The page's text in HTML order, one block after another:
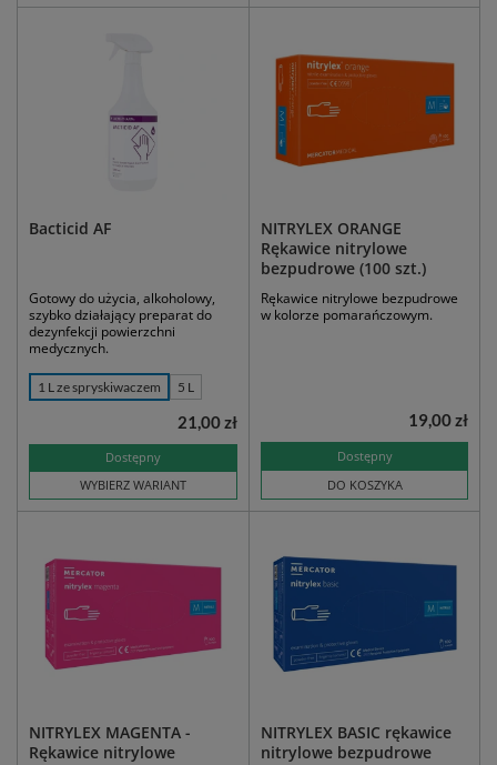
Bacticid AF
Gotowy do użycia, alkoholowy,
szybko działający preparat do
dezynfekcji powierzchni
medycznych.
1 L ze spryskiwaczem 5 L
Dostępny
WYBIERZ WARIANT
21,00 zł
NITRYLEX ORANGE
Rękawice nitrylowe
bezpudrowe (100 szt.)
Rękawice nitrylowe bezpudrowe
w kolorze pomarańczowym.
Dostępny
DO KOSZYKA
19,00 zł
NITRYLEX MAGENTA -
Rękawice nitrylowe
NITRYLEX BASIC rękawice
nitrylowe bezpudrowe